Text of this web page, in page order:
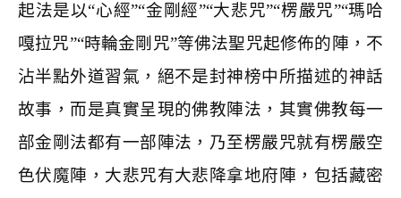
起法是以“心經”“金剛經”“大悲咒”“楞嚴咒”“瑪哈
嘎拉咒”“時輪金剛咒”等佛法聖咒起修佈的陣，不
沾半點外道習氣，絕不是封神榜中所描述的神話
故事，而是真實呈現的佛教陣法，其實佛教每一
部金剛法都有一部陣法，乃至楞嚴咒就有楞嚴空
色伏魔陣，大悲咒有大悲降拿地府陣，包括藏密